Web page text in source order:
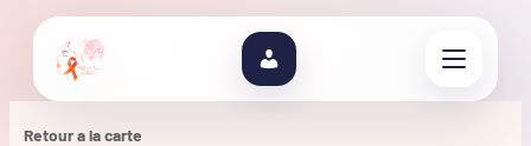
Retour a la carte